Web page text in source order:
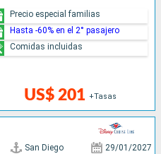
US$ 201 +Tasas
Precio especial familias
Hasta -60% en el 2° pasajero
Comidas incluidas
San Diego 29/01/2027